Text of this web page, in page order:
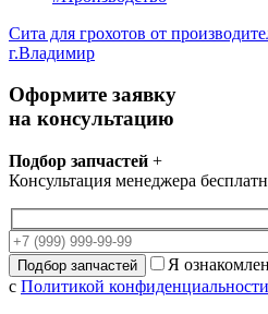
Сита для грохотов от
г.Владимир
Оформите заявку
на консультацию
Подбор запчастей +
Консультация менеджера
Я
с Политикой конфиденциальности